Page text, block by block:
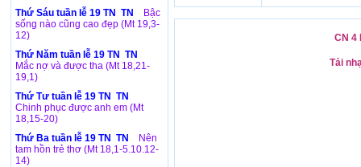
Thứ Sáu tuần lễ 19 TN TN
Bậc
sống nào cũng cao đẹp (Mt 19,3-
12)
Thứ Năm tuần lễ 19 TN TN
Mắc nợ và được tha (Mt 18,21-
19,1)
Thứ Tư tuần lễ 19 TN TN
Chinh phục được anh em (Mt
18,15-20)
Thứ Ba tuần lễ 19 TN TN
Nên
tam hồn trẻ thơ (Mt 18,1-5.10.12-
14)
CN 4
Tải